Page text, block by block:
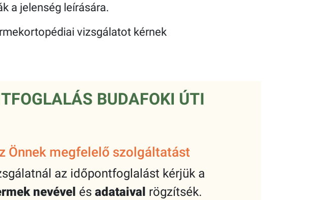
a jelenség leírására.
vizsgálatot kérnek
BUDAFOKI ÚTI
Önnek megfelelő szolgáltatást
az időpontfoglalást kérjük a
nevével és adataival rögzítsék.